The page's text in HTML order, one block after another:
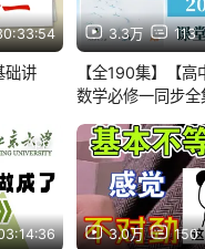
础讲
3.3万 113
【全190集】【
数学必修一同步
数学 附高清完整
藏！！
App
3.0万 150